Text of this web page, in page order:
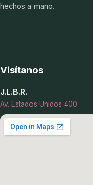
hechos a mano.
Visítanos
J.L.B.R.
Av. Estados Unidos 400